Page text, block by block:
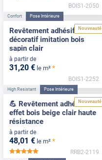
BOIS1-2050
Nouveauté
Confort Pose Intérieure
Revêtement adhésif
décoratif imitation bois
sapin clair
à partir de
31 ,20 € le m² *
BOIS1-2252
Nouveauté
High Resistant Pose Intérieure
💪 Revêtement adhésif
effet bois beige clair haute
résistance
à partir de
48,01 € le m² *
RRB2-2119